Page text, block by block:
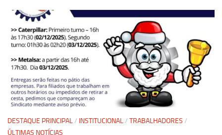
DESTAQUE PRINCIPAL/ INSTITUCIONAL/ TRABALHADORES /
ÚLTIMAS NOTÍCIAS